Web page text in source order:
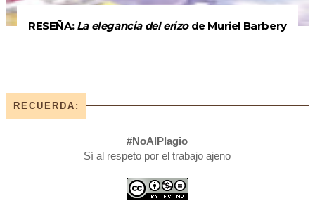
RESEÑA: La elegancia del erizode Muriel Barbery
RECUERDA:
#NoAlPlagio
Sí al respeto por el trabajo ajeno